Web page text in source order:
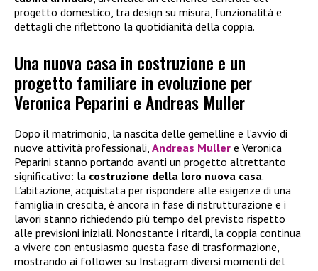
progetto domestico, tra design su misura, funzionalità e
dettagli che riflettono la quotidianità della coppia.
Una nuova casa in costruzione e un
progetto familiare in evoluzione per
Veronica Peparini e Andreas Muller
Dopo il matrimonio, la nascita delle gemelline e l’avvio di
nuove attività professionali, Andreas Muller e Veronica
Peparini stanno portando avanti un progetto altrettanto
significativo: la costruzione della loro nuova casa.
L’abitazione, acquistata per rispondere alle esigenze di una
famiglia in crescita, è ancora in fase di ristrutturazione e i
lavori stanno richiedendo più tempo del previsto rispetto
alle previsioni iniziali. Nonostante i ritardi, la coppia continua
a vivere con entusiasmo questa fase di trasformazione,
mostrando ai follower su Instagram diversi momenti del